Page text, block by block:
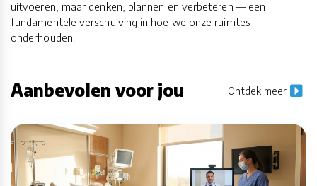
uitvoeren, maar denken, plannen en verbeteren — een
fundamentele verschuiving in hoe we onze ruimtes
onderhouden.
Aanbevolen voor jou Ontdek meer